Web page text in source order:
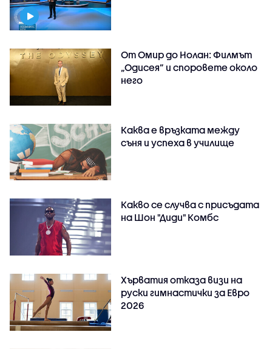
От Омир до Нолан: Филмът
„Одисея” и споровете около
него
Каква е връзката между
съня и успеха в училище
Какво се случва с присъдата
на Шон "Диди" Комбс
Хърватия отказа визи на
руски гимнастички за Евро
2026